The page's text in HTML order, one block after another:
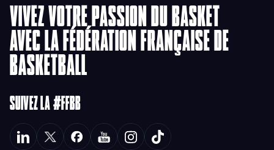
VIVEZ VOTRE PASSION DU BASKET
AVEC LA FÉDÉRATION FRANÇAISE DE
BASKETBALL
SUIVEZ LA #FFBB